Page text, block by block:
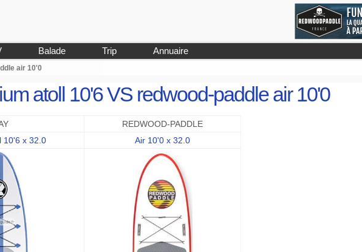
Balade Trip Annuaire
air 10'0
atoll 10'6 VS redwood-paddle air 10'0
REDWOOD-PADDLE
10'6 x 32.0
Air 10'0 x 32.0